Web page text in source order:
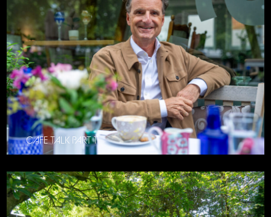
CAFE TALK PART 11